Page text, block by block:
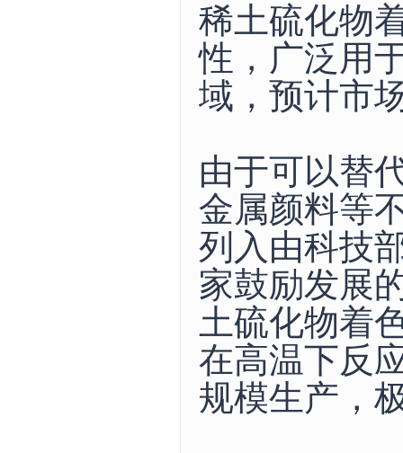
稀土硫化物
性，广泛用
域，预计市
由于可以替
金属颜料等
列入由科技
家鼓励发展
土硫化物着
在高温下反
规模生产，